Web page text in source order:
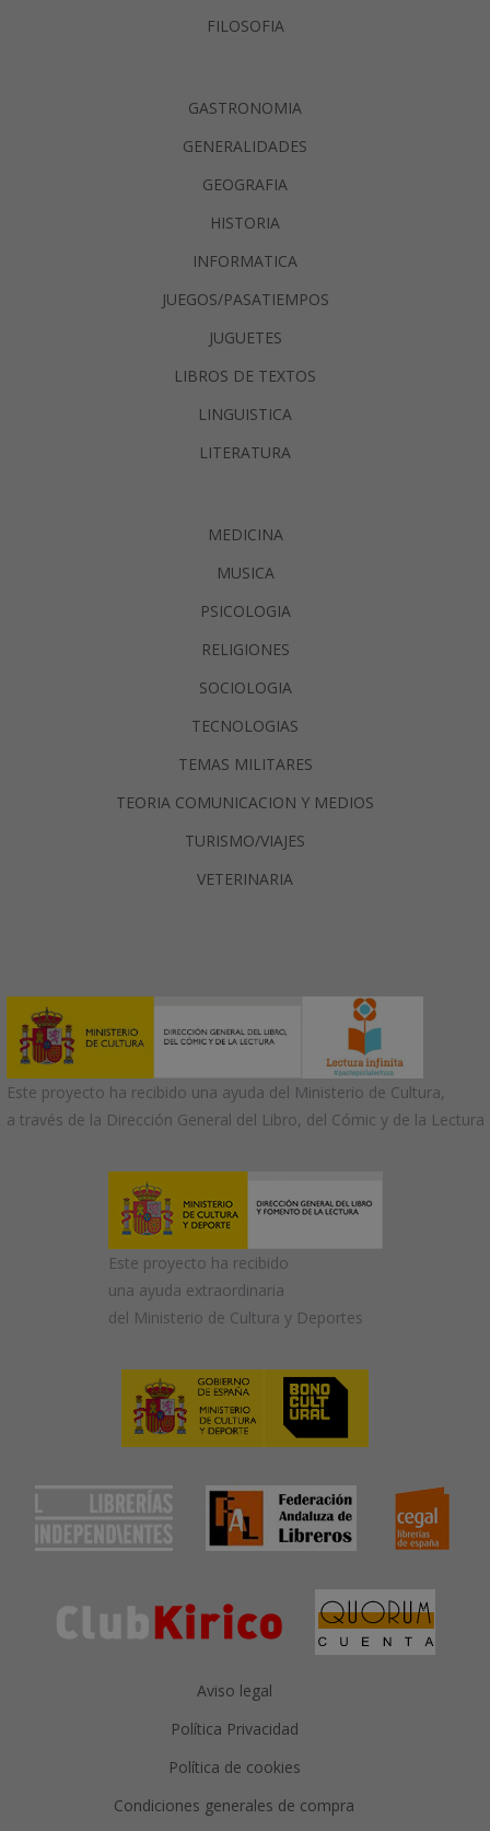
FILOSOFIA
GASTRONOMIA
GENERALIDADES
GEOGRAFIA
HISTORIA
INFORMATICA
JUEGOS/PASATIEMPOS
JUGUETES
LIBROS DE TEXTOS
LINGUISTICA
LITERATURA
MEDICINA
MUSICA
PSICOLOGIA
RELIGIONES
SOCIOLOGIA
TECNOLOGIAS
TEMAS MILITARES
TEORIA COMUNICACION Y MEDIOS
TURISMO/VIAJES
VETERINARIA
Este proyecto ha recibido una ayuda del Ministerio de Cultura,
a través de la Dirección General del Libro, del Cómic y de la Lectura
Este proyecto ha recibido
una ayuda extraordinaria
del Ministerio de Cultura y Deportes
Aviso legal
Política Privacidad
Política de cookies
Condiciones generales de compra